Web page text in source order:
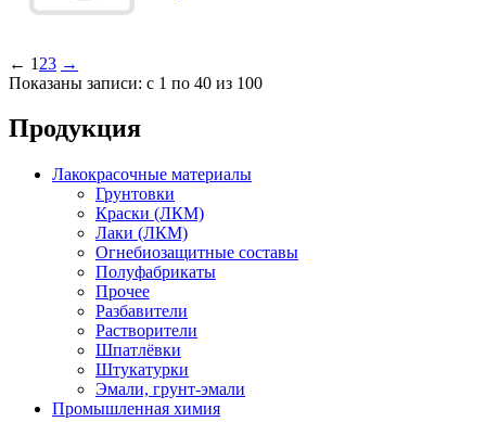
← 1 23 →
Показаны записи: с 1 по 40 из 100
Продукция
Лакокрасочные материалы
Грунтовки
Краски (ЛКМ)
Лаки (ЛКМ)
Огнебиозащитные составы
Полуфабрикаты
Прочее
Разбавители
Растворители
Шпатлёвки
Штукатурки
Эмали, грунт-эмали
Промышленная химия